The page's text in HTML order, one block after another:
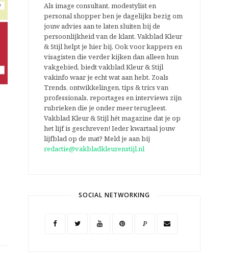
Als image consultant, modestylist en
personal shopper ben je dagelijks bezig om
jouw advies aan te laten sluiten bij de
persoonlijkheid van de klant. Vakblad Kleur
& Stijl helpt je hier bij. Ook voor kappers en
visagisten die verder kijken dan alleen hun
vakgebied, biedt vakblad Kleur & Stijl
vakinfo waar je echt wat aan hebt. Zoals
Trends, ontwikkelingen, tips & trics van
professionals, reportages en interviews zijn
rubrieken die je onder meer terugleest.
Vakblad Kleur & Stijl hét magazine dat je op
het lijf is geschreven! Ieder kwartaal jouw
lijfblad op de mat? Meld je aan bij
redactie@vakbladkleurenstijl.nl
SOCIAL NETWORKING
P